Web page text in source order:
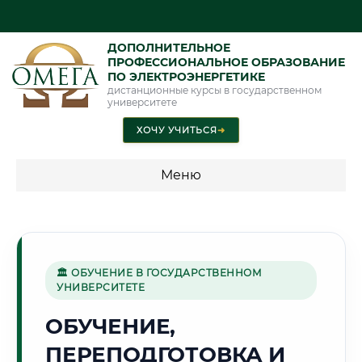
ДОПОЛНИТЕЛЬНОЕ
ПРОФЕССИОНАЛЬНОЕ ОБРАЗОВАНИЕ
ПО ЭЛЕКТРОЭНЕРГЕТИКЕ
дистанционные курсы в государственном
университете
ХОЧУ УЧИТЬСЯ➜
Меню
🏢
Г. КРАСНОГОРСК
🏛 ОБУЧЕНИЕ В ГОСУДАРСТВЕННОМ
УНИВЕРСИТЕТЕ
ОБУЧЕНИЕ,
ПЕРЕПОДГОТОВКА И